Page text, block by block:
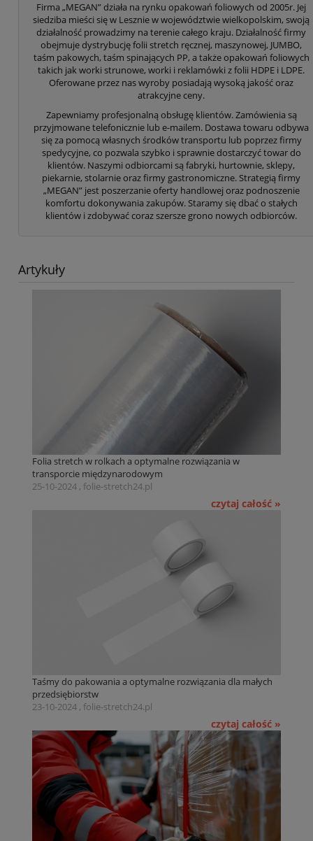
Firma „MEGAN” działa na rynku opakowań foliowych od 2005r. Jej
siedziba mieści się w Lesznie w województwie wielkopolskim, swoją
działalność prowadzimy na terenie całego kraju. Działalność firmy
obejmuje dystrybucję folii stretch ręcznej, maszynowej, JUMBO,
taśm pakowych, taśm spinających PP, a także opakowań foliowych
takich jak worki strunowe, worki i reklamówki z folii HDPE i LDPE.
Oferowane przez nas wyroby posiadają wysoką jakość oraz
atrakcyjne ceny.
Zapewniamy profesjonalną obsługę klientów. Zamówienia są
przyjmowane telefonicznie lub e-mailem. Dostawa towaru odbywa
się za pomocą własnych środków transportu lub poprzez firmy
spedycyjne, co pozwala szybko i sprawnie dostarczyć towar do
klientów. Naszymi odbiorcami są fabryki, hurtownie, sklepy,
piekarnie, stolarnie oraz firmy gastronomiczne. Strategią firmy
„MEGAN” jest poszerzanie oferty handlowej oraz podnoszenie
komfortu dokonywania zakupów. Staramy się dbać o stałych
klientów i zdobywać coraz szersze grono nowych odbiorców.
Artykuły
Folia stretch w rolkach a optymalne rozwiązania w
transporcie międzynarodowym
25-10-2024 , folie-stretch24.pl
czytaj całość »
Taśmy do pakowania a optymalne rozwiązania dla małych
przedsiębiorstw
23-10-2024 , folie-stretch24.pl
czytaj całość »